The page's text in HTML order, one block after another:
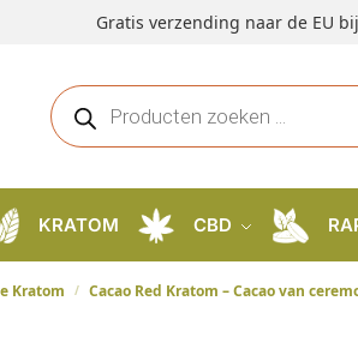
Gratis verzending naar de EU
KRATOM CBD
Kratom / Cacao Red Kratom – Cacao van